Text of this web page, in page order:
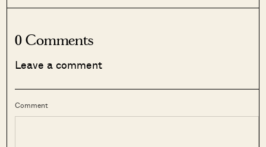
0 Comments
Leave a comment
Comment